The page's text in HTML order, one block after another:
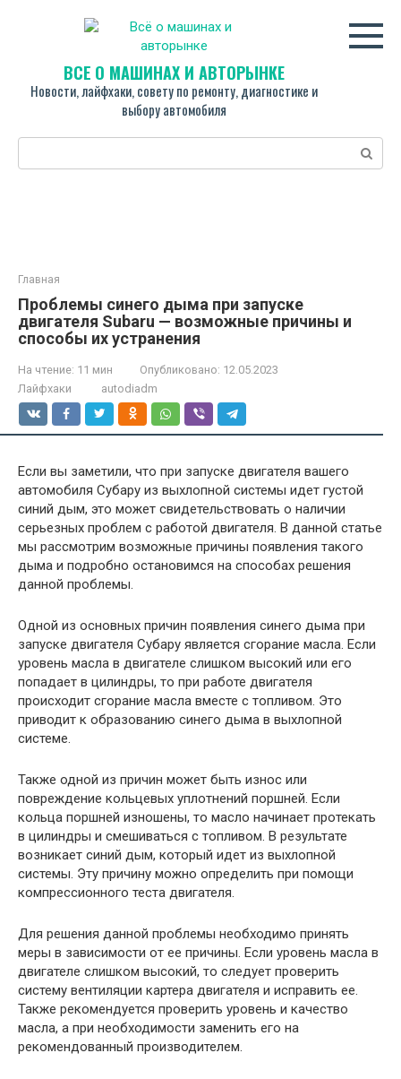
ВСЁ О МАШИНАХ И АВТОРЫНКЕ
Новости, лайфхаки, совету по ремонту, диагностике и
выбору автомобиля
Поиск:
Главная
Проблемы синего дыма при запуске
двигателя Subaru — возможные причины и
способы их устранения
На чтение: 11 мин Опубликовано: 12.05.2023
Лайфхаки
autodiadm
Если вы заметили, что при запуске двигателя вашего
автомобиля Субару из выхлопной системы идет густой
синий дым, это может свидетельствовать о наличии
серьезных проблем с работой двигателя. В данной статье
мы рассмотрим возможные причины появления такого
дыма и подробно остановимся на способах решения
данной проблемы.
Одной из основных причин появления синего дыма при
запуске двигателя Субару является сгорание масла. Если
уровень масла в двигателе слишком высокий или его
попадает в цилиндры, то при работе двигателя
происходит сгорание масла вместе с топливом. Это
приводит к образованию синего дыма в выхлопной
системе.
Также одной из причин может быть износ или
повреждение кольцевых уплотнений поршней. Если
кольца поршней изношены, то масло начинает протекать
в цилиндры и смешиваться с топливом. В результате
возникает синий дым, который идет из выхлопной
системы. Эту причину можно определить при помощи
компрессионного теста двигателя.
Для решения данной проблемы необходимо принять
меры в зависимости от ее причины. Если уровень масла в
двигателе слишком высокий, то следует проверить
систему вентиляции картера двигателя и исправить ее.
Также рекомендуется проверить уровень и качество
масла, а при необходимости заменить его на
рекомендованный производителем.